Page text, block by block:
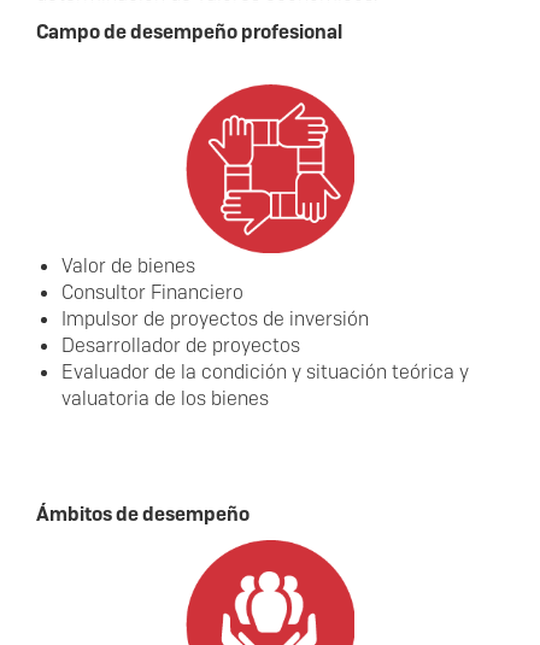
Campo de desempeño profesional
Valor de bienes
Consultor Financiero
Impulsor de proyectos de inversión
Desarrollador de proyectos
Evaluador de la condición y situación teórica y
valuatoria de los bienes
Ámbitos de desempeño